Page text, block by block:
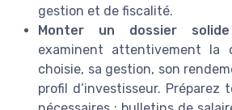
gestion et de fiscalité.
Monter un dossier solide
examinent attentivement la
choisie, sa gestion, son
profil d’investisseur.